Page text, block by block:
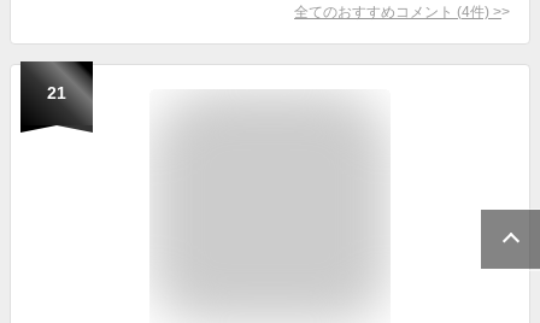
全てのおすすめコメント (4件) >
21